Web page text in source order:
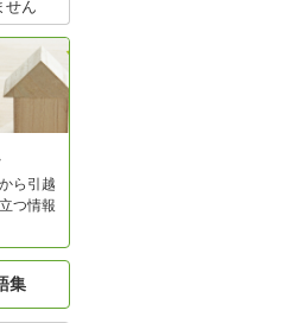
せん
ら引越
つ情報
集